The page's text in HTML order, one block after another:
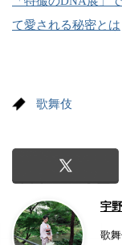
て愛される秘密とは
歌舞伎
宇
歌